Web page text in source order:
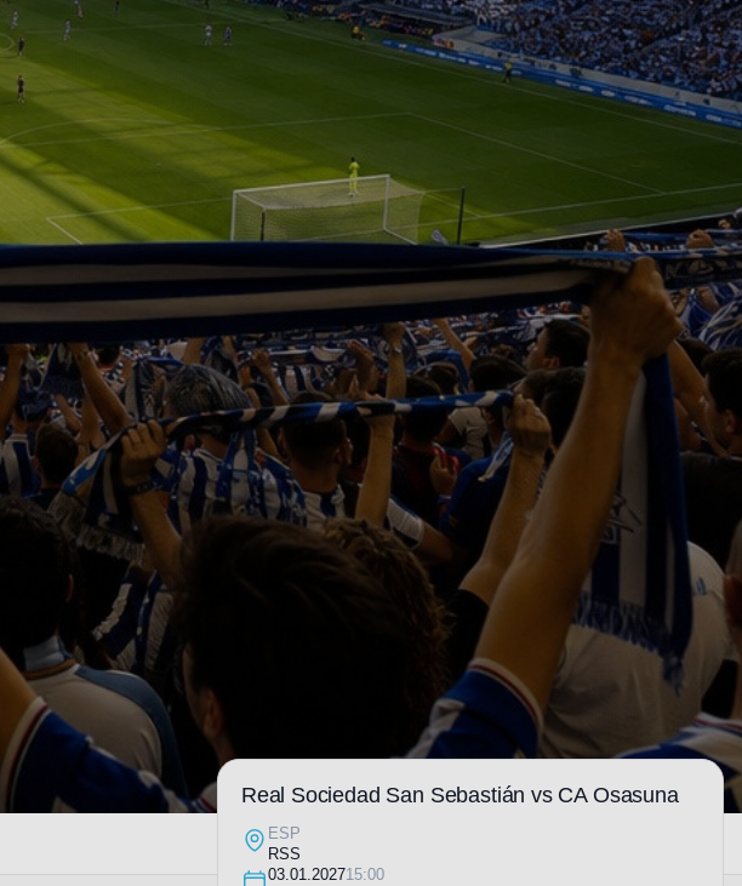
Real Sociedad San Sebastián vs CA Osasuna
ESP
RSS
03.01.202715:00